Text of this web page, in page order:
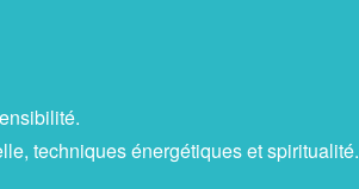
techniques énergétiques et spiritualité.